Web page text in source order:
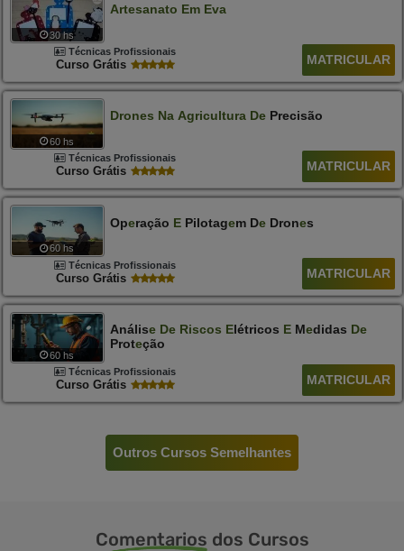
30 hs
Artesanato Em Eva
Técnicas Profissionais
Curso Grátis MATRICULAR
60 hs
Drones Na Agricultura DePrecisão
Técnicas Profissionais
Curso Grátis MATRICULAR
60 hs
OpERação EPilotagEM DEDronES
Técnicas Profissionais
Curso Grátis MATRICULAR
60 hs
AnálisE DE Riscos ELétricos EMEDidas DE
ProtEÇão
Técnicas Profissionais
Curso Grátis MATRICULAR
Outros Cursos Semelhantes
Comentarios dos Cursos